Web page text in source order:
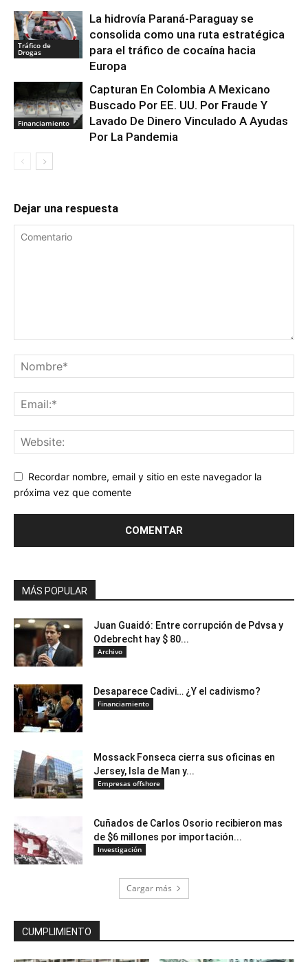
Tráfico de
Drogas
La hidrovía Paraná-Paraguay se
consolida como una ruta estratégica
para el tráfico de cocaína hacia
Europa
Financiamiento
Capturan En Colombia A Mexicano
Buscado Por EE. UU. Por Fraude Y
Lavado De Dinero Vinculado A Ayudas
Por La Pandemia
Dejar una respuesta
Recordar nombre, email y sitio en este navegador la
próxima vez que comente
MÁS POPULAR
Juan Guaidó: Entre corrupción de Pdvsa y
Odebrecht hay $ 80...
Archivo
Desaparece Cadivi… ¿Y el cadivismo?
Financiamiento
Mossack Fonseca cierra sus oficinas en
Jersey, Isla de Man y...
Empresas offshore
Cuñados de Carlos Osorio recibieron mas
de $6 millones por importación...
Investigación
Cargar más
CUMPLIMIENTO